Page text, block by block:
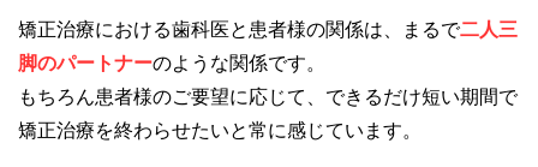
矯正治療における歯科医と患者様の関係は、まるで二人三
脚のパートナーのような関係です。
もちろん患者様のご要望に応じて、できるだけ短い期間で
矯正治療を終わらせたいと常に感じています。